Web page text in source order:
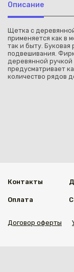
Описание
Щетка с
применяется как в
так и быту. Буковая
подвешивания.
деревянной ручкой
предусматривает
количество рядов
Контакты
Оплата
Договор оферты